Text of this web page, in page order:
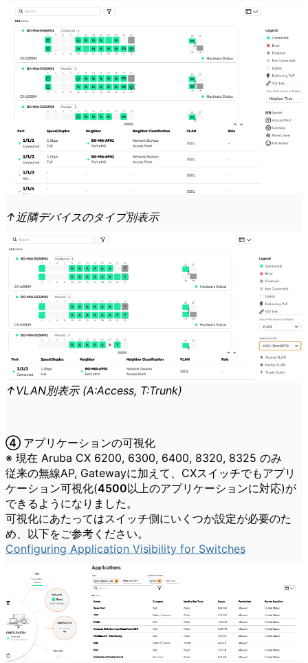
↑近隣デバイスのタイプ別表示
↑VLAN別表示 (A:Access, T:Trunk)
④ アプリケーションの可視化
※ 現在 Aruba CX 6200, 6300, 6400, 8320, 8325 のみ
従来の無線AP, Gatewayに加えて、CXスイッチでもアプリ
ケーション可視化(4500以上のアプリケーションに対応)が
できるようになりました。
可視化にあたってはスイッチ側にいくつか設定が必要のた
め、以下をご参考ください。
Configuring Application Visibility for Switches